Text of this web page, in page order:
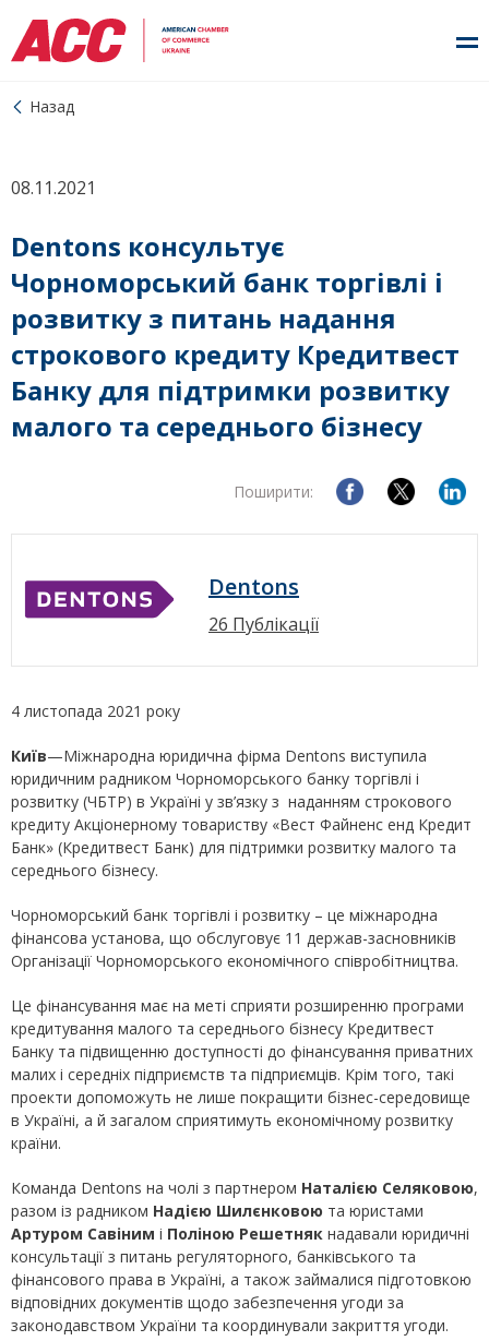
Назад
08.11.2021
Dentons консультує
Чорноморський банк торгівлі і
розвитку з питань надання
строкового кредиту Кредитвест
Банку для підтримки розвитку
малого та середнього бізнесу
Поширити:
Dentons
26 Публікації
4 листопада 2021 року
Київ—Міжнародна юридична фірма Dentons виступила
юридичним радником Чорноморського банку торгівлі і
розвитку (ЧБТР) в Україні у зв’язку з наданням строкового
кредиту Акціонерному товариству «Вест Файненс енд Кредит
Банк» (Кредитвест Банк) для підтримки розвитку малого та
середнього бізнесу.
Чорноморський банк торгівлі і розвитку – це міжнародна
фінансова установа, що обслуговує 11 держав-засновників
Організації Чорноморського економічного співробітництва.
Це фінансування має на меті сприяти розширенню програми
кредитування малого та середнього бізнесу Кредитвест
Банку та підвищенню доступності до фінансування приватних
малих і середніх підприємств та підприємців. Крім того, такі
проекти допоможуть не лише покращити бізнес-середовище
в Україні, а й загалом сприятимуть економічному розвитку
країни.
Команда Dentons на чолі з партнером Наталією Селяковою,
разом із радником Надією Шилєнковою та юристами
Артуром Савіним і Поліною Решетняк надавали юридичні
консультації з питань регуляторного, банківського та
фінансового права в Україні, а також займалися підготовкою
відповідних документів щодо забезпечення угоди за
законодавством України та координували закриття угоди.